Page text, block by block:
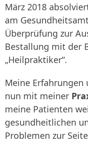
März 2018
am
Überprüfung zur
Bestallung mit der
„Heilpraktiker“.
Meine
nun mit meiner
meine Patienten
gesundheitlichen
Problemen zur